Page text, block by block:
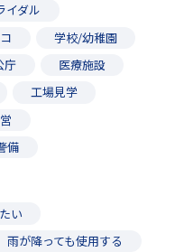
イダル
学校/幼稚園
庁
医療施設
工場見学
備
い
雨が降っても使用する